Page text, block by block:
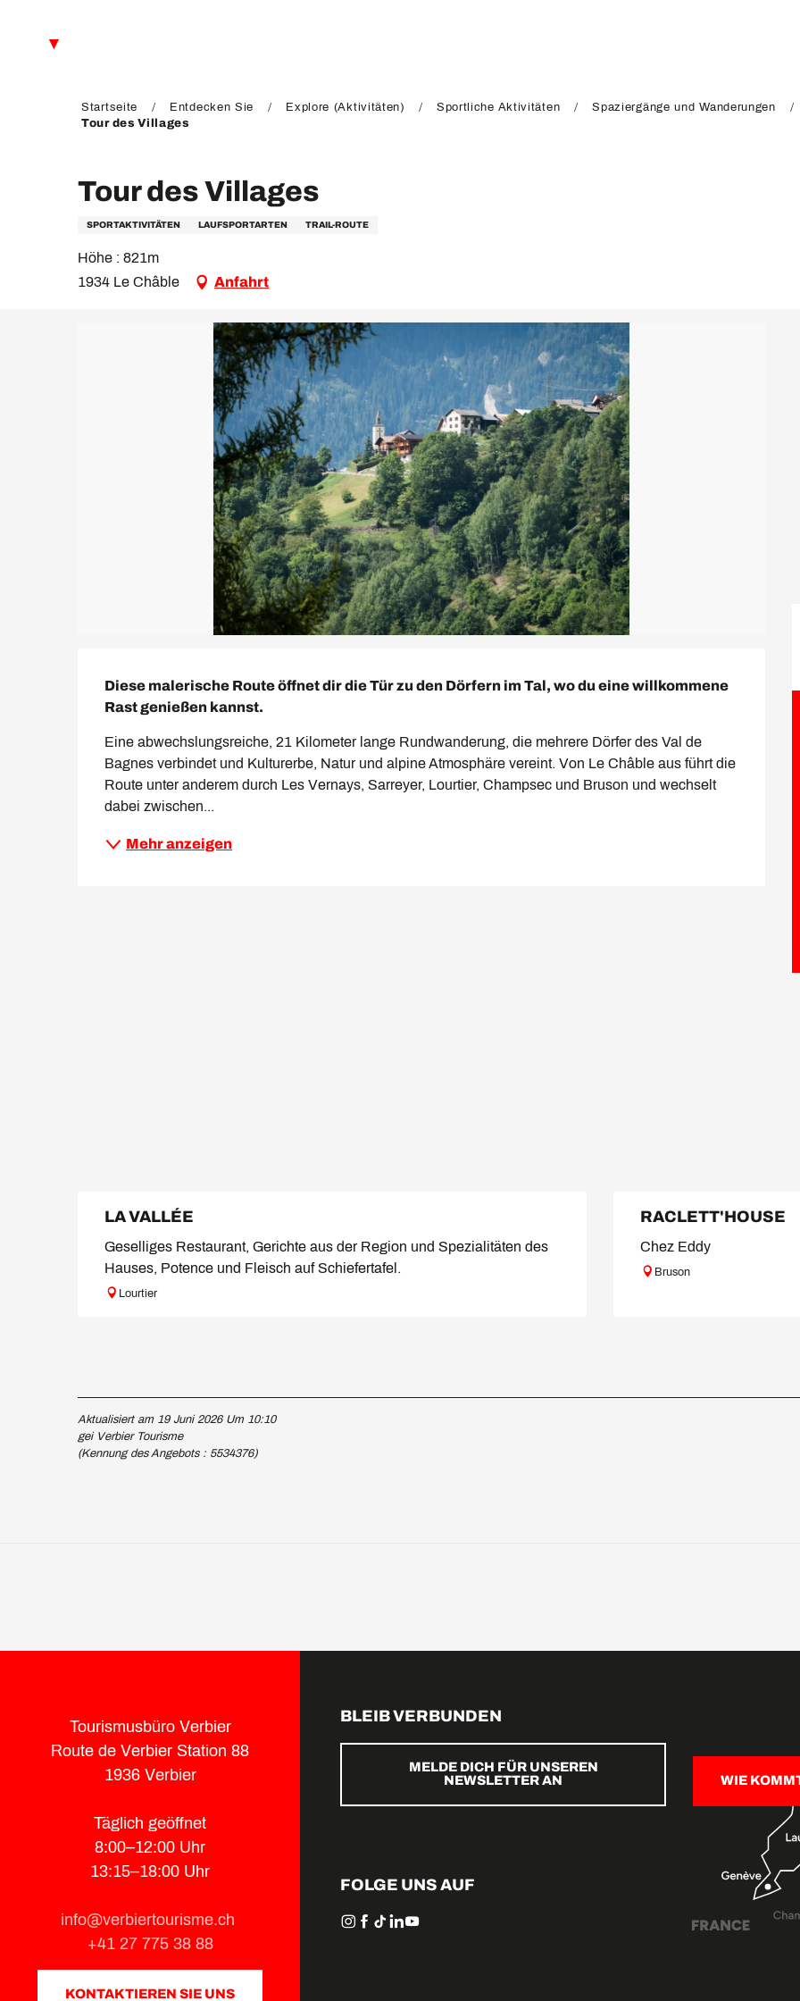
Startseite Entdecken Sie Explore (Aktivitäten) Sportliche Aktivitäten Spaziergänge und Wanderungen
Tour des Villages
Tour des Villages
SPORTAKTIVITÄTEN LAUFSPORTARTEN TRAIL-ROUTE
Höhe : 821m
1934 Le Châble
Anfahrt
Diese malerische Route öffnet dir die Tür zu den Dörfern im Tal, wo du eine willkommene
Rast genießen kannst.
Eine abwechslungsreiche, 21 Kilometer lange Rundwanderung, die mehrere Dörfer des Val de
Bagnes verbindet und Kulturerbe, Natur und alpine Atmosphäre vereint. Von Le Châble aus führt die
Route unter anderem durch Les Vernays, Sarreyer, Lourtier, Champsec und Bruson und wechselt
dabei zwischen...
Mehr anzeigen
LA VALLÉE
Geselliges Restaurant, Gerichte aus der Region und Spezialitäten des
Hauses, Potence und Fleisch auf Schiefertafel.
Lourtier
RACLETT'HOUSE
Chez Eddy
Bruson
Aktualisiert am 19 Juni 2026 Um 10:10
gei Verbier Tourisme
(Kennung des Angebots : 5534376)
Tourismusbüro Verbier
Route de Verbier Station 88
1936 Verbier
Täglich geöffnet
8:00–12:00 Uhr
13:15–18:00 Uhr
info@verbiertourisme.ch
+41 27 775 38 88
KONTAKTIEREN SIE UNS
BLEIB VERBUNDEN
MELDE DICH FÜR UNSEREN
NEWSLETTER AN
WIE
FOLGE UNS AUF